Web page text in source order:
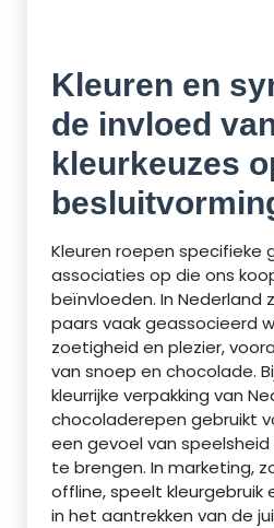
Kleuren en
de invloed
kleurkeuzes
Kleuren roepen specifieke
associaties op die ons
beïnvloeden. In Nederland
paars vaak geassocieerd
zoetigheid en plezier,
van snoep en chocolade.
kleurrijke verpakking van
chocoladerepen gebruikt
een gevoel van
te brengen. In marketing,
offline, speelt kleurgebruik
in het aantrekken van de